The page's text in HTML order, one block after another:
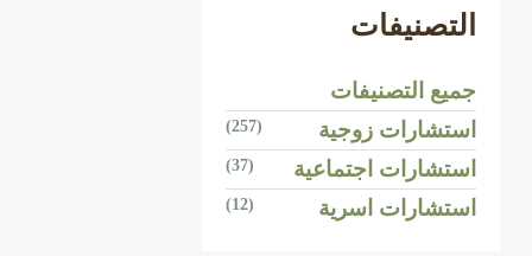
التصنيفات
جميع التصنيفات
استشارات زوجية
(257)
استشارات اجتماعية (37)
استشارات اسرية (12)